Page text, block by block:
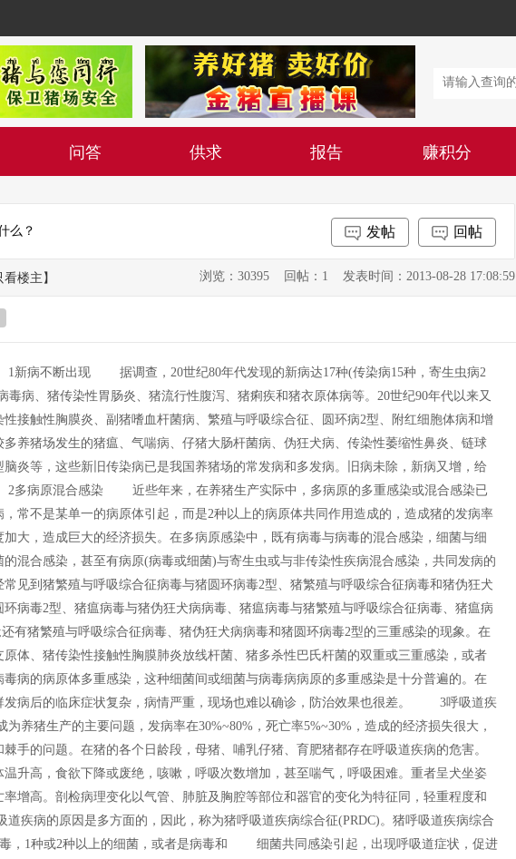
问答 供求 报告 赚积分
么？ 回帖
发帖
看楼主】 浏览：30395 回帖：1 发表时间：2013-08-28 17:08:59
病不断出现 据调查，20世纪80年代发现的新病达17种(传染病15种，寄生虫病2
毒病、猪传染性胃肠炎、猪流行性腹泻、猪痢疾和猪衣原体病等。20世纪90年代以来又
接触性胸膜炎、副猪嗜血杆菌病、繁殖与呼吸综合征、圆环病2型、附红细胞体病和增
养猪场发生的猪瘟、气喘病、仔猪大肠杆菌病、伪狂犬病、传染性萎缩性鼻炎、链球
炎等，这些新旧传染病已是我国养猪场的常发病和多发病。旧病未除，新病又增，给
病原混合感染 近些年来，在养猪生产实际中，多病原的多重感染或混合感染已
常不是某单一的病原体引起，而是2种以上的病原体共同作用造成的，造成猪的发病率
大，造成巨大的经济损失。在多病原感染中，既有病毒与病毒的混合感染，细菌与细
混合感染，甚至有病原(病毒或细菌)与寄生虫或与非传染性疾病混合感染，共同发病的
见到猪繁殖与呼吸综合征病毒与猪圆环病毒2型、猪繁殖与呼吸综合征病毒和猪伪狂犬
病毒2型、猪瘟病毒与猪伪狂犬病病毒、猪瘟病毒与猪繁殖与呼吸综合征病毒、猪瘟病
有猪繁殖与呼吸综合征病毒、猪伪狂犬病病毒和猪圆环病毒2型的三重感染的现象。在
体、猪传染性接触性胸膜肺炎放线杆菌、猪多杀性巴氏杆菌的双重或三重感染，或者
病的病原体多重感染，这种细菌间或细菌与病毒病病原的多重感染是十分普遍的。在
发病后的临床症状复杂，病情严重，现场也难以确诊，防治效果也很差。 3呼吸道疾
猪生产的主要问题，发病率在30%~80%，死亡率5%~30%，造成的经济损失很大，
手的问题。在猪的各个日龄段，母猪、哺乳仔猪、育肥猪都存在呼吸道疾病的危害。
升高，食欲下降或废绝，咳嗽，呼吸次数增加，甚至喘气，呼吸困难。重者呈犬坐姿
增高。剖检病理变化以气管、肺脏及胸腔等部位和器官的变化为特征同，轻重程度和
病的原因是多方面的，因此，称为猪呼吸道疾病综合征(PRDC)。猪呼吸道疾病综合
，1种或2种以上的细菌，或者是病毒和 细菌共同感染引起，出现呼吸道症状，促进